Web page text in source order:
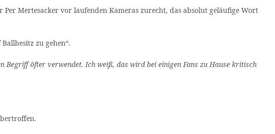
Mertesacker vor laufenden Kameras zurecht, das absolut geläufige Wort
zu gehen“.
Begriff öfter verwendet. Ich weiß, das wird bei einigen Fans zu Hause kritisch